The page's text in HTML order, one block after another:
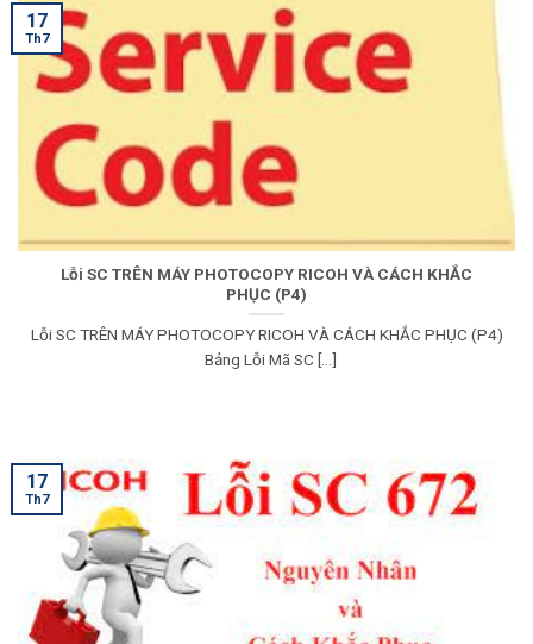
Lỗi SC TRÊN MÁY PHOTOCOPY RICOH VÀ CÁCH KHẮC
PHỤC (P4)
Lỗi SC TRÊN MÁY PHOTOCOPY RICOH VÀ CÁCH KHẮC PHỤC (P4)
Bảng Lỗi Mã SC [...]
17
Th7
17
Th7